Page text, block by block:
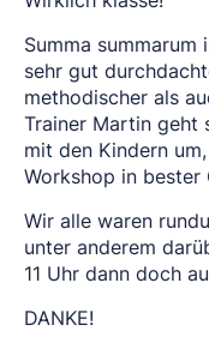
Summa summarum
sehr gut
methodischer als
Trainer Martin geht
mit den Kindern
Workshop in bester
Wir alle waren
unter anderem
11 Uhr dann doch
DANKE!